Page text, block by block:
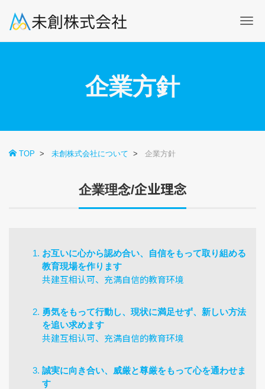
企業方針
TOP 未創株式会社について 企業方針
企業理念/企业理念
お互いに心から認め合い、自信をもって取り組める
教育現場を作ります
共建互相认可、充满自信的教育环境
勇気をもって行動し、現状に満足せず、新しい方法
を追い求めます
共建互相认可、充满自信的教育环境
誠実に向き合い、威厳と尊厳をもって心を通わせま
す